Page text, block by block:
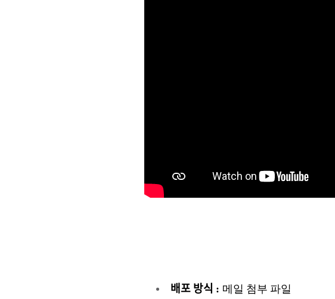
배포 방식 : 메일 첨부 파일